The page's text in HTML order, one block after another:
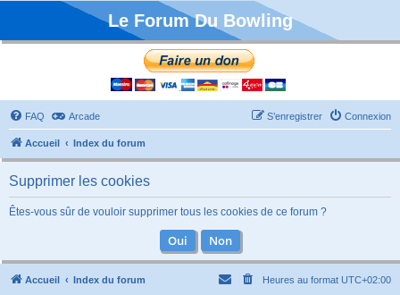
Le Forum Du Bowling
FAQ Arcade Connexion
S’enregistrer
Accueil Index du forum
Supprimer les cookies
Êtes-vous sûr de vouloir supprimer tous les cookies de ce forum ?
Accueil Index du forum Heures au format UTC+02:00